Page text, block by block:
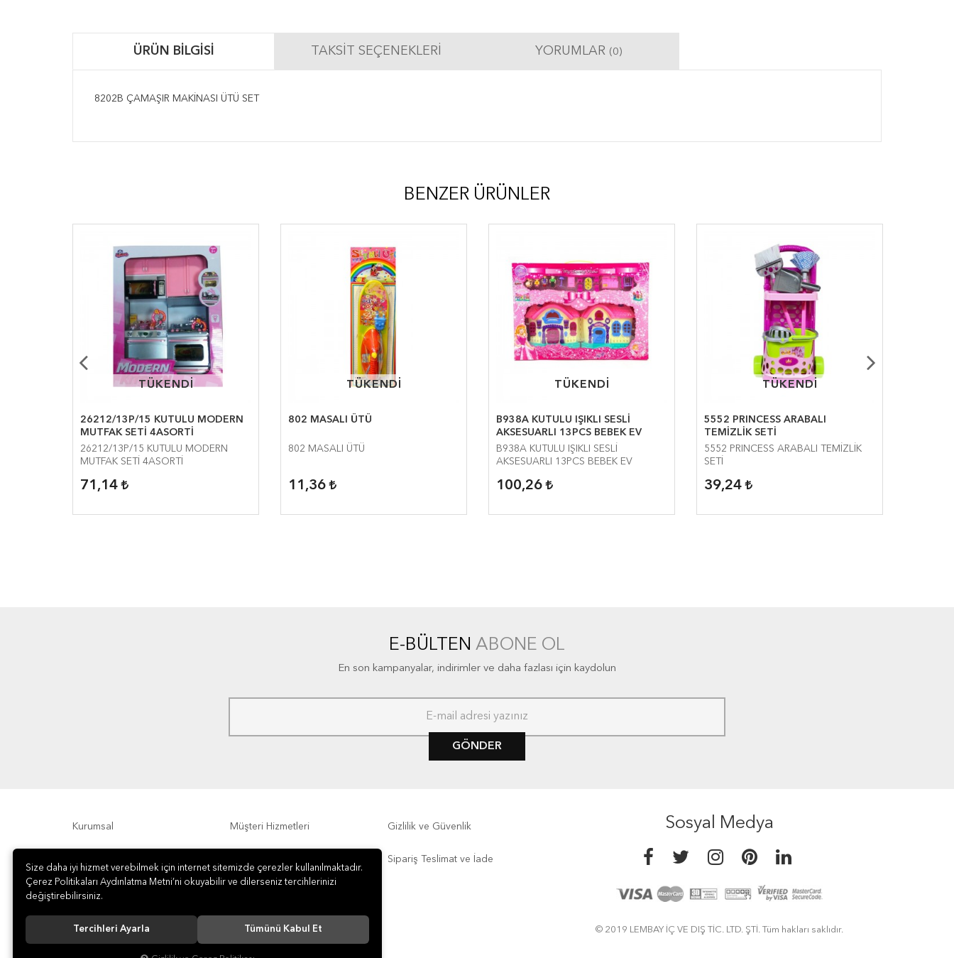
ÜRÜN BILGISI TAKSIT SEÇENEKLERI YORUMLAR (0)
8202B ÇAMAŞIR MAKİNASI ÜTÜ SET
BENZER ÜRÜNLER
TÜKENDİ
TÜKENDİ
26212/13P/15 KUTULU MODERN
MUTFAK SETİ 4ASORTİ
26212/13P/15 KUTULU MODERN
MUTFAK SETİ 4ASORTİ
71,14
TÜKENDİ
TÜKENDİ
802 MASALI ÜTÜ
802 MASALI ÜTÜ
11,36
TÜKENDİ
TÜKENDİ
B938A KUTULU IŞIKLI SESLİ
AKSESUARLI 13PCS BEBEK EV
B938A KUTULU IŞIKLI SESLİ
AKSESUARLI 13PCS BEBEK EV
100,26
TÜKENDİ
TÜKENDİ
5552 PRINCESS ARABALI
TEMİZLİK SETİ
5552 PRINCESS ARABALI TEMİZLİK
SETİ
39,24
E-BÜLTEN ABONE OL
En son kampanyalar, indirimler ve daha fazlası için kaydolun
GÖNDER
Kurumsal Müşteri Hizmetleri Gizlilik ve Güvenlik
Sipariş Teslimat ve İade
Sosyal Medya
© 2019 LEMBAY İÇ VE DIŞ TİC. LTD. ŞTİ. Tüm hakları saklıdır.
Size daha iyi hizmet verebilmek için internet sitemizde çerezler kullanılmaktadır.
Çerez Politikaları Aydınlatma Metni’ni okuyabilir ve dilerseniz tercihlerinizi
değiştirebilirsiniz.
Tercihleri Ayarla Tümünü Kabul Et